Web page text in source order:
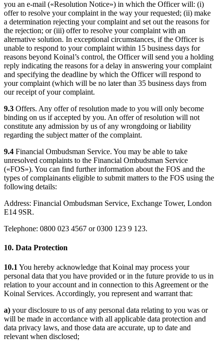
you an e-mail («Resolution Notice») in which the Officer will: (i)
offer to resolve your complaint in the way your requested; (ii) make
a determination rejecting your complaint and set out the reasons for
the rejection; or (iii) offer to resolve your complaint with an
alternative solution. In exceptional circumstances, if the Officer is
unable to respond to your complaint within 15 business days for
reasons beyond Koinal’s control, the Officer will send you a holding
reply indicating the reasons for a delay in answering your complaint
and specifying the deadline by which the Officer will respond to
your complaint (which will be no later than 35 business days from
our receipt of your complaint.
9.3 Offers. Any offer of resolution made to you will only become
binding on us if accepted by you. An offer of resolution will not
constitute any admission by us of any wrongdoing or liability
regarding the subject matter of the complaint.
9.4 Financial Ombudsman Service. You may be able to take
unresolved complaints to the Financial Ombudsman Service
(«FOS»). You can find further information about the FOS and the
types of complainants eligible to submit matters to the FOS using the
following details:
Address: Financial Ombudsman Service, Exchange Tower, London
E14 9SR.
Telephone: 0800 023 4567 or 0300 123 9 123.
10. Data Protection
10.1 You hereby acknowledge that Koinal may process your
personal data that you have provided or in the future provide to us in
relation to your account and in connection to this Agreement or the
Koinal Services. Accordingly, you represent and warrant that:
a) your disclosure to us of any personal data relating to you was or
will be made in accordance with all applicable data protection and
data privacy laws, and those data are accurate, up to date and
relevant when disclosed;